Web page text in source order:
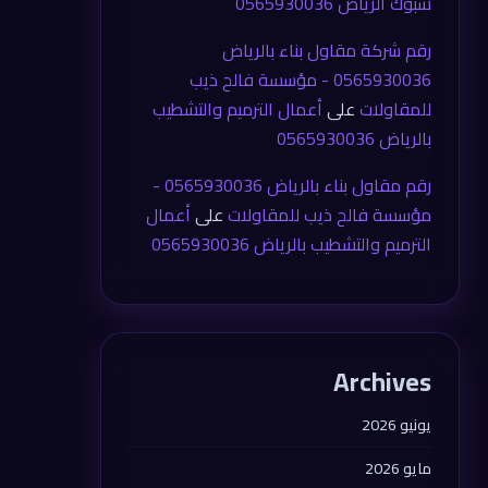
رقم شركة مقاول بناء بالرياض
0565930036 - مؤسسة فالح ذيب
للمقاولاتعلىأعمال الترميم والتشطيب
بالرياض 0565930036
رقم مقاول بناء بالرياض 0565930036 -
مؤسسة فالح ذيب للمقاولاتعلىأعمال
الترميم والتشطيب بالرياض 0565930036
Archives
يونيو 2026
مايو 2026